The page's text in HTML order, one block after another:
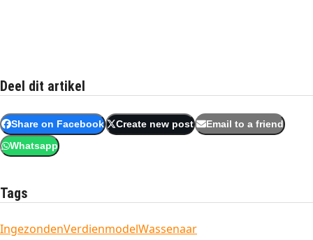
Deel dit artikel
Share on Facebook Create new post Email to a friend
Whatsapp
Tags
IngezondenVerdienmodelWassenaar